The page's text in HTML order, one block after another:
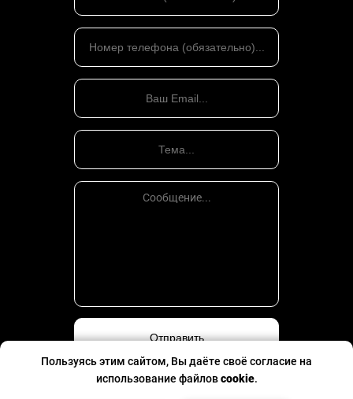
Политика конфиденциальности
Пользуясь этим сайтом, Вы даёте своё согласие на
использование файловcookie.